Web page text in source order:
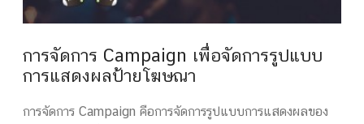
การจัดการ Campaign เพื่อจัดการรูปแบบ
การแสดงผลป้ายโฆษณา
การจัดการ Campaign คือการจัดการรูปแบบการแสดงผลของ